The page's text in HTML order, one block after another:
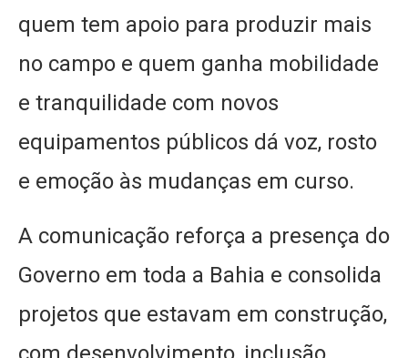
quem tem apoio para produzir mais
no campo e quem ganha mobilidade
e tranquilidade com novos
equipamentos públicos dá voz, rosto
e emoção às mudanças em curso.
A comunicação reforça a presença do
Governo em toda a Bahia e consolida
projetos que estavam em construção,